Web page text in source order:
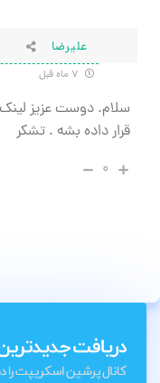
علیرضا
سلام. دوست عزیز لینک
قرار داده بشه . تشکر
۰